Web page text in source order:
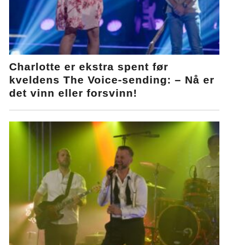
Charlotte er ekstra spent før
kveldens The Voice-sending: – Nå er
det vinn eller forsvinn!